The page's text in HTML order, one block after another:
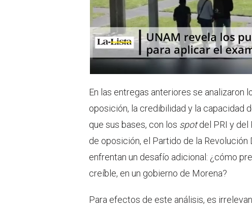
En las entregas anteriores se
oposición, la credibilidad y la capacidad
que sus bases, con los spotdel PRI y del
de oposición, el Partido de la
enfrentan un desafío adicional: ¿cómo
creíble, en un gobierno de Morena?
Para efectos de este análisis, es